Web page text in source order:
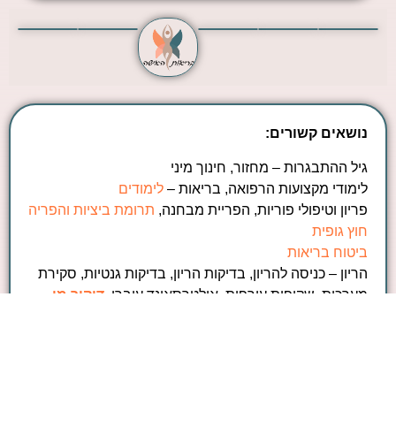
נושאים קשורים:
גיל ההתבגרות – מחזור, חינוך מיני
לימודי מקצועות הרפואה, בריאות –לימודים
פריון וטיפולי פוריות, הפריית מבחנה,תרומת ביציות והפריה
חוץ גופית
ביטוח בריאות
הריון – כניסה להריון, בדיקות הריון, בדיקות גנטיות, סקירת
מערכות, שקיפות עורפית, אולטרסאונד עוברי,דיקור מי